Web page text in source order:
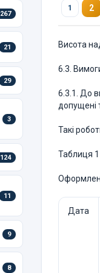
267
21
29
3
124
11
9
8
1 2
Висота
6.3.
6.3.1. До
допущені
Такі
Таблиця 1
Дата